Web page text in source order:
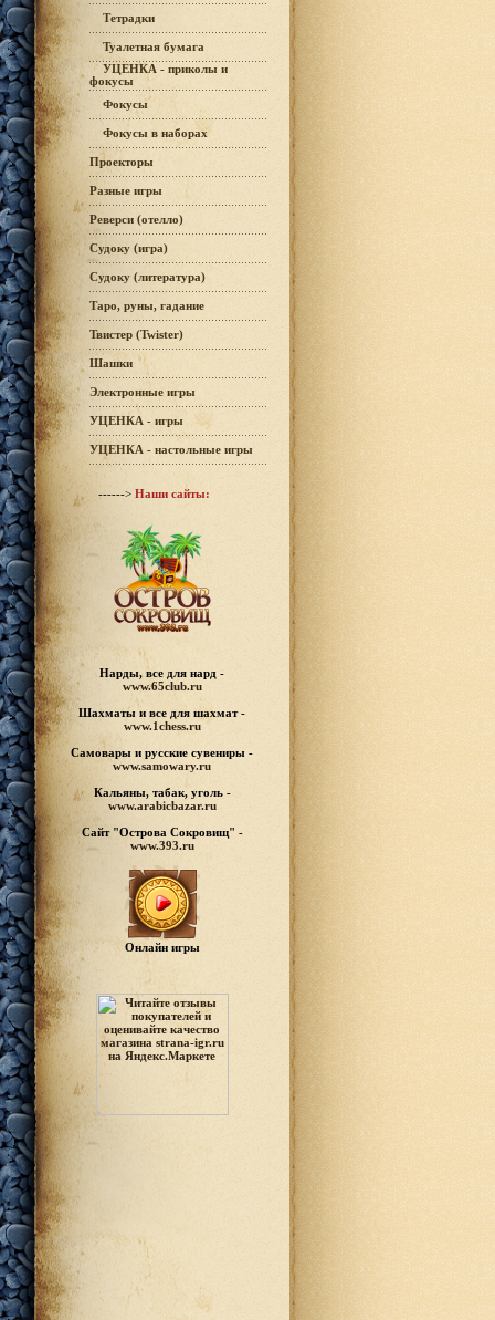
Тетрадки
Туалетная бумага
УЦЕНКА - приколы и
фокусы
Фокусы
Фокусы в наборах
Проекторы
Разные игры
Реверси (отелло)
Судоку (игра)
Судоку (литература)
Таро, руны, гадание
Твистер (Twister)
Шашки
Электронные игры
УЦЕНКА - игры
УЦЕНКА - настольные игры
------> Наши сайты:
Нарды, все для нард -
www.65club.ru
Шахматы и все для шахмат -
www.1chess.ru
Самовары и русские сувениры -
www.samowary.ru
Кальяны, табак, уголь -
www.arabicbazar.ru
Сайт "Острова Сокровищ" -
www.393.ru
Онлайн игры